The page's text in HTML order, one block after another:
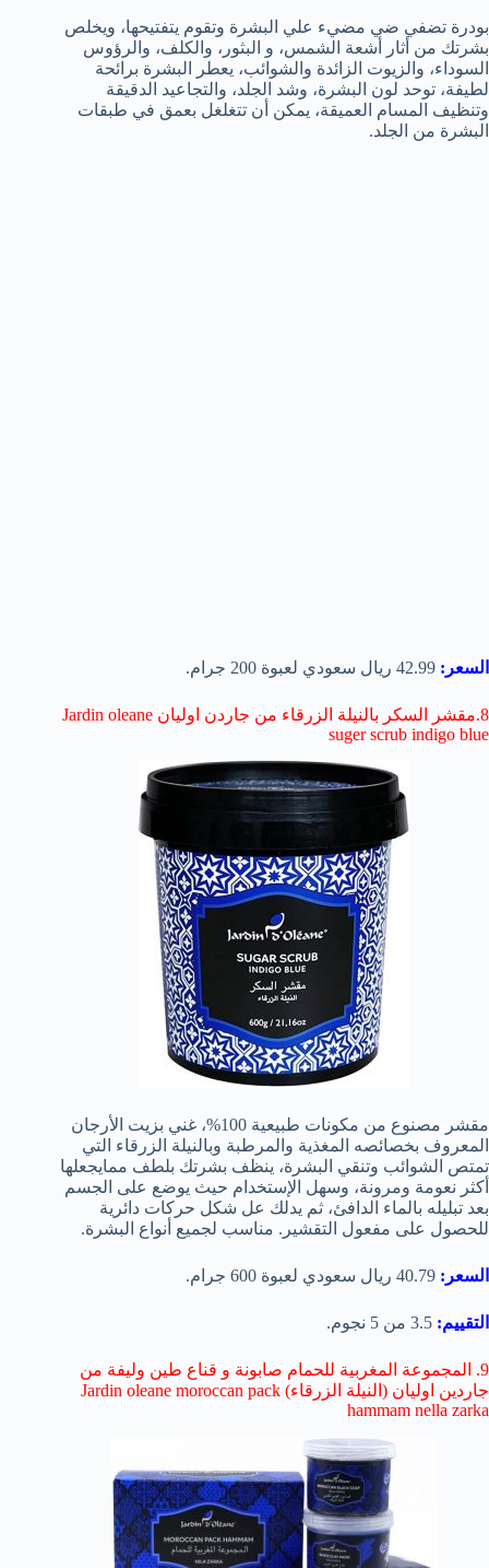
بودرة تضفي ضي مضيء علي البشرة وتقوم يتفتيحها، ويخلص
بشرتك من أثار أشعة الشمس، و البثور، والكلف، والرؤوس
السوداء، والزيوت الزائدة والشوائب، يعطر البشرة برائحة
لطيفة، توحد لون البشرة، وشد الجلد، والتجاعيد الدقيقة
وتنظيف المسام العميقة، يمكن أن تتغلغل بعمق في طبقات
البشرة من الجلد.
السعر: 42.99 ريال سعودي لعبوة 200 جرام.
8.مقشر السكر بالنيلة الزرقاء من جاردن اوليان Jardin oleane
suger scrub indigo blue
مقشر مصنوع من مكونات طبيعية 100%، غني بزيت الأرجان
المعروف بخصائصه المغذية والمرطبة وبالنيلة الزرقاء التي
تمتص الشوائب وتنقي البشرة، ينظف بشرتك بلطف ممايجعلها
أكثر نعومة ومرونة، وسهل الإستخدام حيث يوضع على الجسم
بعد تبليله بالماء الدافئ، ثم يدلك عل شكل حركات دائرية
للحصول على مفعول التقشير. مناسب لجميع أنواع البشرة.
السعر: 40.79 ريال سعودي لعبوة 600 جرام.
التقييم: 3.5 من 5 نجوم.
9. المجموعة المغربية للحمام صابونة و قناع طين وليفة من
جاردين اوليان (النيلة الزرقاء) Jardin oleane moroccan pack
hammam nella zarka